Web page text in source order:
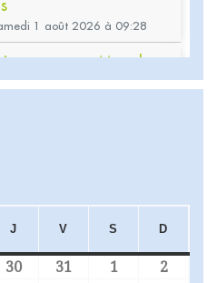
J JEUDIV VENDREDI
S SAMEDI
D
2026
30 30 juillet 2026
31 31 juillet 2026
1 1 août 2026
2